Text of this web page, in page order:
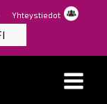
Yhteystiedot